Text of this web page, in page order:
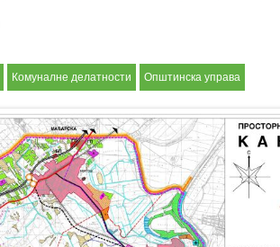
Комуналне делатности Општинска управа